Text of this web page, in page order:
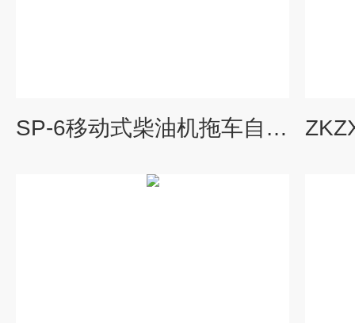
SP-6移动式柴油机拖车自吸泵 高吸程自吸泵